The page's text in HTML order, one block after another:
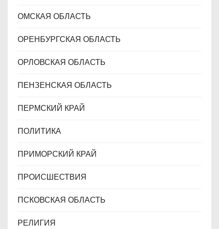
ОМСКАЯ ОБЛАСТЬ
ОРЕНБУРГСКАЯ ОБЛАСТЬ
ОРЛОВСКАЯ ОБЛАСТЬ
ПЕНЗЕНСКАЯ ОБЛАСТЬ
ПЕРМСКИЙ КРАЙ
ПОЛИТИКА
ПРИМОРСКИЙ КРАЙ
ПРОИСШЕСТВИЯ
ПСКОВСКАЯ ОБЛАСТЬ
РЕЛИГИЯ